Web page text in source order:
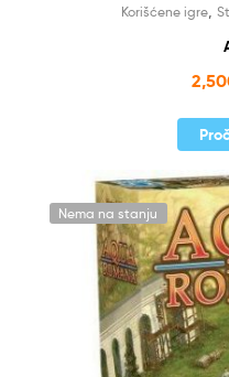
Korišćene igre,
Nema na stanju